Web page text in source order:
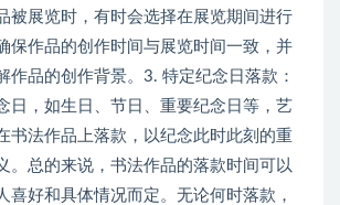
被展览时，有时会选择在展览期间进行
保作品的创作时间与展览时间一致，并
作品的创作背景。3. 特定纪念日落款：
日，如生日、节日、重要纪念日等，艺
书法作品上落款，以纪念此时此刻的重
。总的来说，书法作品的落款时间可以
喜好和具体情况而定。无论何时落款，